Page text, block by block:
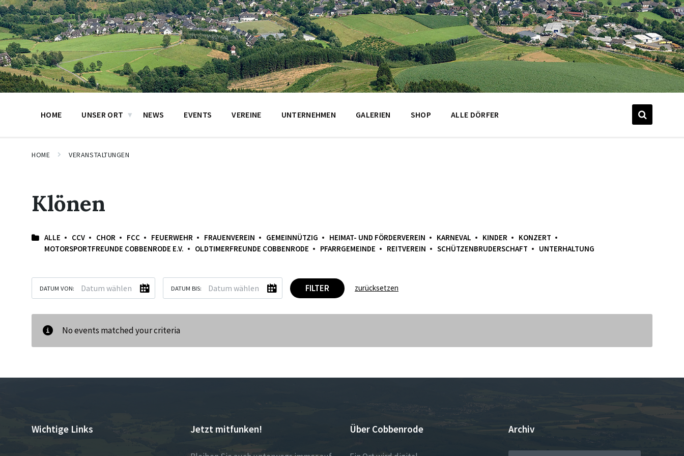
HOME UNSER ORT NEWS EVENTS VEREINE UNTERNEHMEN GALERIEN SHOP ALLE DÖRFER
HOME VERANSTALTUNGEN
Klönen
ALLE CCV CHOR FCC FEUERWEHR FRAUENVEREIN GEMEINNÜTZIG HEIMAT- UND FÖRDERVEREIN KARNEVAL KINDER
KONZERT
MOTORSPORTFREUNDE COBBENRODE E.V.
OLDTIMERFREUNDE COBBENRODE PFARRGEMEINDE REITVEREIN SCHÜTZENBRUDERSCHAFT UNTERHALTUNG
DATUM VON: DATUM BIS: FILTER zurücksetzen
No events matched your criteria
Wichtige Links Jetzt mitfunken! Über Cobbenrode Archiv